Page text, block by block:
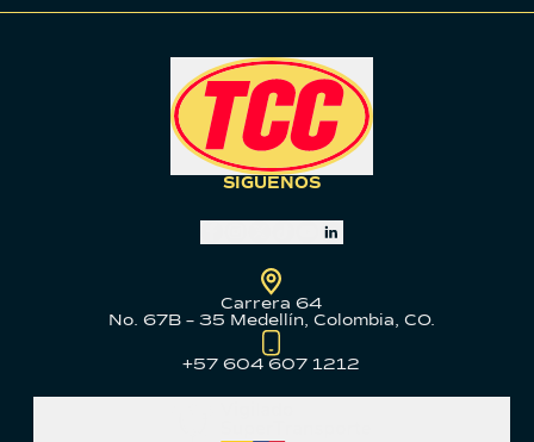
Carrera 64
No. 67B – 35 Medellín, Colombia, CO.
+57 604 607 1212
SÍGUENOS